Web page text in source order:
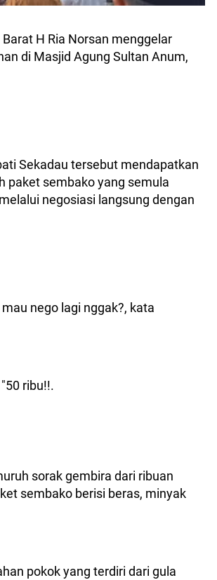
H Ria Norsan menggelar
di Masjid Agung Sultan Anum,
Sekadau tersebut mendapatkan
paket sembako yang semula
negosiasi langsung dengan
nego lagi nggak?, kata
ribu!!.
sorak gembira dari ribuan
sembako berisi beras, minyak
pokok yang terdiri dari gula